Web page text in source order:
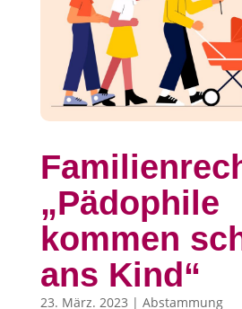
„Pädophile
kommen
ans Kind“
23. März. 2023 | Abstammung